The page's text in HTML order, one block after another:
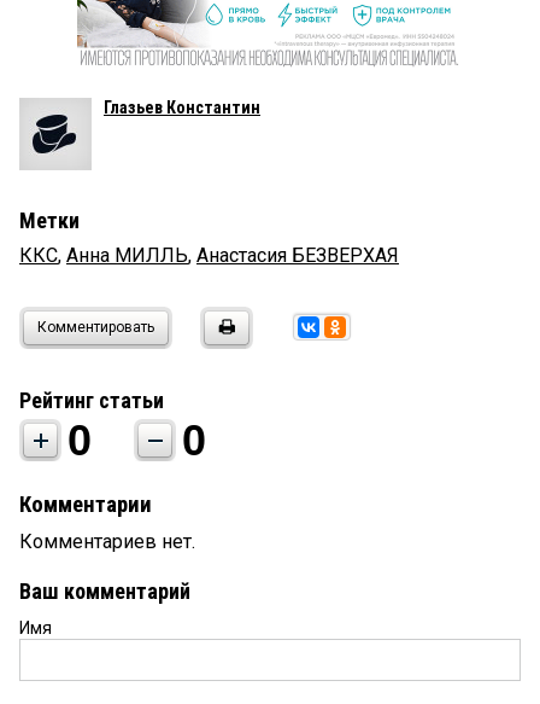
Глазьев Константин
Метки
ККС, Анна МИЛЛЬ, Анастасия БЕЗВЕРХАЯ
Комментировать
Рейтинг статьи
0 0
Комментарии
Комментариев нет.
Ваш комментарий
Имя